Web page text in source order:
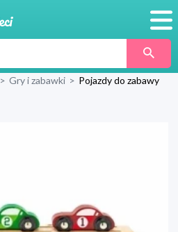
Produkty
> Gry i zabawki > Pojazdy do zabawy